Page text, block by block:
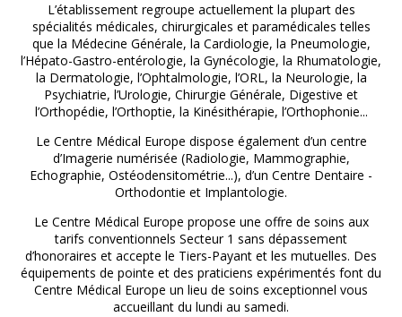
L’établissement regroupe actuellement la plupart des
spécialités médicales, chirurgicales et paramédicales telles
que la Médecine Générale, la Cardiologie, la Pneumologie,
l’Hépato-Gastro-entérologie, la Gynécologie, la Rhumatologie,
la Dermatologie, l’Ophtalmologie, l’ORL, la Neurologie, la
Psychiatrie, l’Urologie, Chirurgie Générale, Digestive et
l’Orthopédie, l’Orthoptie, la Kinésithérapie, l’Orthophonie...
Le Centre Médical Europe dispose également d’un centre
d’Imagerie numérisée (Radiologie, Mammographie,
Echographie, Ostéodensitométrie...), d’un Centre Dentaire -
Orthodontie et Implantologie.
Le Centre Médical Europe propose une offre de soins aux
tarifs conventionnels Secteur 1 sans dépassement
d’honoraires et accepte le Tiers-Payant et les mutuelles. Des
équipements de pointe et des praticiens expérimentés font du
Centre Médical Europe un lieu de soins exceptionnel vous
accueillant du lundi au samedi.